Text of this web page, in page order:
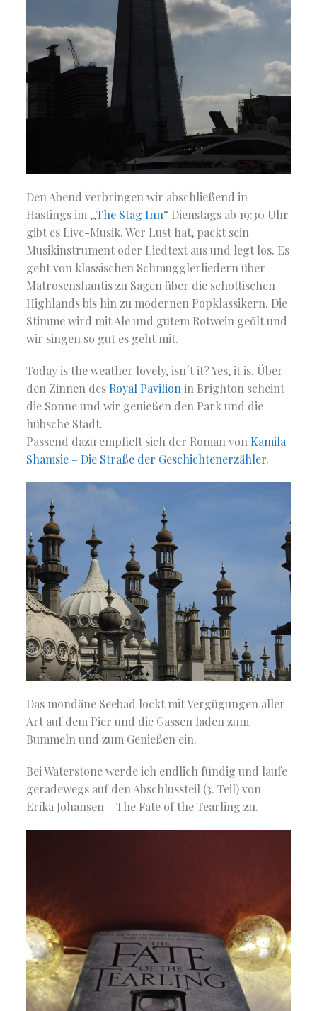
Den Abend verbringen wir abschließend in
Hastings im „The Stag Inn“ Dienstags ab 19:30 Uhr
gibt es Live-Musik. Wer Lust hat, packt sein
Musikinstrument oder Liedtext aus und legt los. Es
geht von klassischen Schmugglerliedern über
Matrosenshantis zu Sagen über die schottischen
Highlands bis hin zu modernen Popklassikern. Die
Stimme wird mit Ale und gutem Rotwein geölt und
wir singen so gut es geht mit.
Today is the weather lovely, isn´t it? Yes, it is. Über
den Zinnen des Royal Pavilion in Brighton scheint
die Sonne und wir genießen den Park und die
hübsche Stadt.
Passend dazu empfielt sich der Roman von Kamila
Shamsie – Die Straße der Geschichtenerzähler.
Das mondäne Seebad lockt mit Vergügungen aller
Art auf dem Pier und die Gassen laden zum
Bummeln und zum Genießen ein.
Bei Waterstone werde ich endlich fündig und laufe
geradewegs auf den Abschlussteil (3. Teil) von
Erika Johansen – The Fate of the Tearling zu.